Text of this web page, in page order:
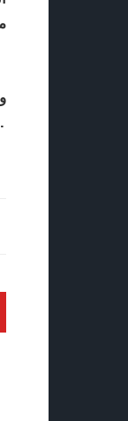
ارتفع سعر برميل النفط الخام الأمريكي الخفيف 20 سنتا ليصل عند التسوية إلى مستوى 14ر74 دولار.